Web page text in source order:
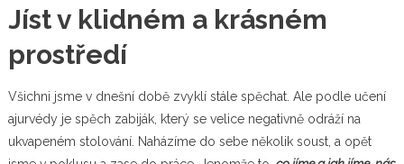
Jíst v klidném a krásném
prostředí
Všichni jsme v dnešní době zvyklí stále spěchat. Ale podle učení
ajurvédy je spěch zabiják, který se velice negativně odráží na
ukvapeném stolování. Naházíme do sebe několik soust, a opět